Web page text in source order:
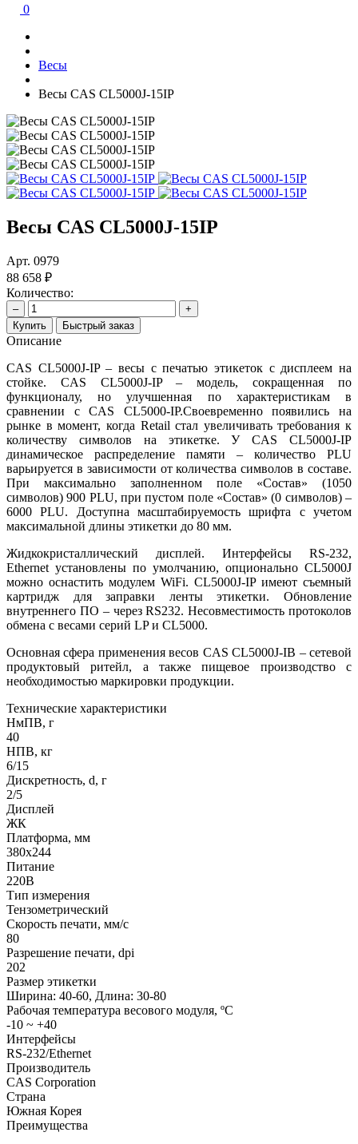
0
Весы
Весы CAS CL5000J-15IP
Весы CAS CL5000J-15IP
Арт. 0979
88 658 ₽
Количество:
–
+
Купить
Быстрый заказ
Описание
CAS CL5000J-IP – весы с печатью этикеток с дисплеем на
стойке. CAS CL5000J-IP – модель, сокращенная по
функционалу, но улучшенная по характеристикам в
сравнении с CAS CL5000-IP.Своевременно появились на
рынке в момент, когда Retail стал увеличивать требования к
количеству символов на этикетке. У CAS CL5000J-IP
динамическое распределение памяти – количество PLU
варьируется в зависимости от количества символов в составе.
При максимально заполненном поле «Состав» (1050
символов) 900 PLU, при пустом поле «Состав» (0 символов) –
6000 PLU. Доступна масштабируемость шрифта с учетом
максимальной длины этикетки до 80 мм.
Жидкокристаллический дисплей. Интерфейсы RS-232,
Ethernet установлены по умолчанию, опционально CL5000J
можно оснастить модулем WiFi. CL5000J-IP имеют съемный
картридж для заправки ленты этикетки. Обновление
внутреннего ПО – через RS232. Несовместимость протоколов
обмена с весами серий LP и CL5000.
Основная сфера применения весов CAS CL5000J-IB – сетевой
продуктовый ритейл, а также пищевое производство с
необходимостью маркировки продукции.
Технические характеристики
НмПВ, г
40
НПВ, кг
6/15
Дискретность, d, г
2/5
Дисплей
ЖК
Платформа, мм
380x244
Питание
220В
Тип измерения
Тензометрический
Скорость печати, мм/с
80
Разрешение печати, dpi
202
Размер этикетки
Ширина: 40-60, Длина: 30-80
Рабочая температура весового модуля, ºС
-10 ~ +40
Интерфейсы
RS-232/Ethernet
Производитель
CAS Corporation
Страна
Южная Корея
Преимущества